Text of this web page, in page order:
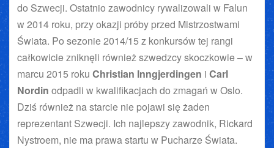
do Szwecji. Ostatnio zawodnicy rywalizowali w Falun
w 2014 roku, przy okazji próby przed Mistrzostwami
Świata. Po sezonie 2014/15 z konkursów tej rangi
całkowicie zniknęli również szwedzcy skoczkowie – w
marcu 2015 roku Christian Inngjerdingen i Carl
Nordin odpadli w kwalifikacjach do zmagań w Oslo.
Dziś również na starcie nie pojawi się żaden
reprezentant Szwecji. Ich najlepszy zawodnik, Rickard
Nystroem, nie ma prawa startu w Pucharze Świata.